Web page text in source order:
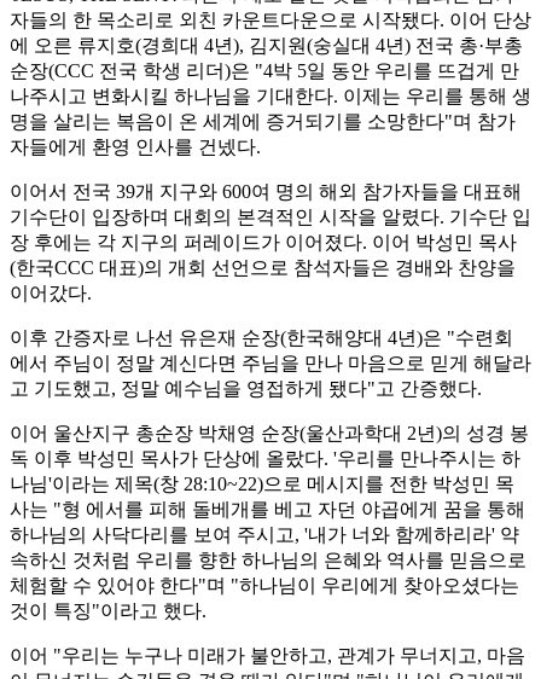
자들의 한 목소리로 외친 카운트다운으로 시작됐다. 이어 단상
에 오른 류지호(경희대 4년), 김지원(숭실대 4년) 전국 총·부총
순장(CCC 전국 학생 리더)은 "4박 5일 동안 우리를 뜨겁게 만
나주시고 변화시킬 하나님을 기대한다. 이제는 우리를 통해 생
명을 살리는 복음이 온 세계에 증거되기를 소망한다"며 참가
자들에게 환영 인사를 건넸다.
이어서 전국 39개 지구와 600여 명의 해외 참가자들을 대표해
기수단이 입장하며 대회의 본격적인 시작을 알렸다. 기수단 입
장 후에는 각 지구의 퍼레이드가 이어졌다. 이어 박성민 목사
(한국CCC 대표)의 개회 선언으로 참석자들은 경배와 찬양을
이어갔다.
이후 간증자로 나선 유은재 순장(한국해양대 4년)은 "수련회
에서 주님이 정말 계신다면 주님을 만나 마음으로 믿게 해달라
고 기도했고, 정말 예수님을 영접하게 됐다"고 간증했다.
이어 울산지구 총순장 박채영 순장(울산과학대 2년)의 성경 봉
독 이후 박성민 목사가 단상에 올랐다. '우리를 만나주시는 하
나님'이라는 제목(창 28:10~22)으로 메시지를 전한 박성민 목
사는 "형 에서를 피해 돌베개를 베고 자던 야곱에게 꿈을 통해
하나님의 사닥다리를 보여 주시고, '내가 너와 함께하리라' 약
속하신 것처럼 우리를 향한 하나님의 은혜와 역사를 믿음으로
체험할 수 있어야 한다"며 "하나님이 우리에게 찾아오셨다는
것이 특징"이라고 했다.
이어 "우리는 누구나 미래가 불안하고, 관계가 무너지고, 마음